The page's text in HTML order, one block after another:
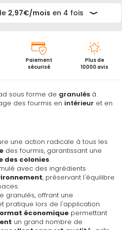
sous forme de granulés à
des fourmis en intérieur et en
une action radicale à tous les
des fourmis, garantissant une
des colonies.
avec des ingrédients
, préservant l'équilibre
granulés, offrant une
pratique lors de l'application.
économique permettant
un grand nombre de
Paiement
sécurisé
Plus de
10000 avis